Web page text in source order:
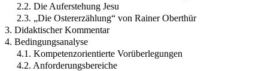
2.2. Die Auferstehung Jesu
2.3. „Die Ostererzählung“ von Rainer Oberthür
3. Didaktischer Kommentar
4. Bedingungsanalyse
4.1. Kompetenzorientierte Vorüberlegungen
4.2. Anforderungsbereiche